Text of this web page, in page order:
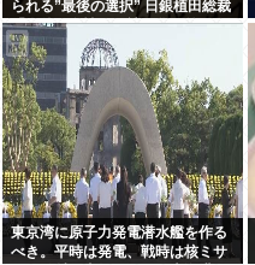
られる”最後の選択” 日銀植田総裁
「今後は女性の正社員化と外国人
の人材活用が鍵」
東京湾に原子力発電潜水艦を作る
べき。平時は発電、戦時は核ミサ